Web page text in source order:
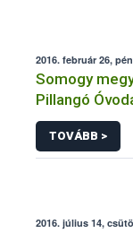
2016. február 26,
Somogy
Pillangó
TOVÁBB >
2016. július 14,